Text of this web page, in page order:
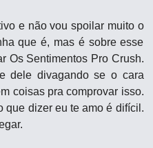
e não vou spoilar muito o
que é, mas é sobre esse
Os Sentimentos Pro Crush.
dele divagando se o cara
coisas pra comprovar isso.
que dizer eu te amo é difícil.